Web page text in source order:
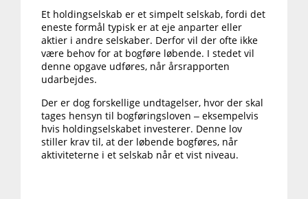
Et holdingselskab er et simpelt selskab, fordi det
eneste formål typisk er at eje anparter eller
aktier i andre selskaber. Derfor vil der ofte ikke
være behov for at bogføre løbende. I stedet vil
denne opgave udføres, når årsrapporten
udarbejdes.
Der er dog forskellige undtagelser, hvor der skal
tages hensyn til bogføringsloven – eksempelvis
hvis holdingselskabet investerer. Denne lov
stiller krav til, at der løbende bogføres, når
aktiviteterne i et selskab når et vist niveau.